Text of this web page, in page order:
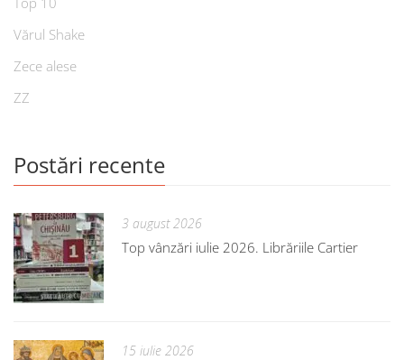
Vărul Shake
Zece alese
ZZ
Postări recente
3 august 2026
Top vânzări iulie 2026. Librăriile Cartier
15 iulie 2026